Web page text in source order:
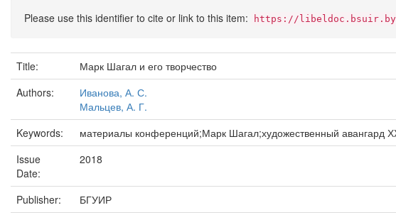
Please use this identifier to cite or link to this item: https://libeldoc.bsuir.by/
Title:
Марк Шагал и его творчество
Authors:
Иванова, А. С.
Мальцев, А. Г.
Keywords:
материалы конференций;Марк Шагал;художественный авангард
Issue
Date:
2018
Publisher: БГУИР